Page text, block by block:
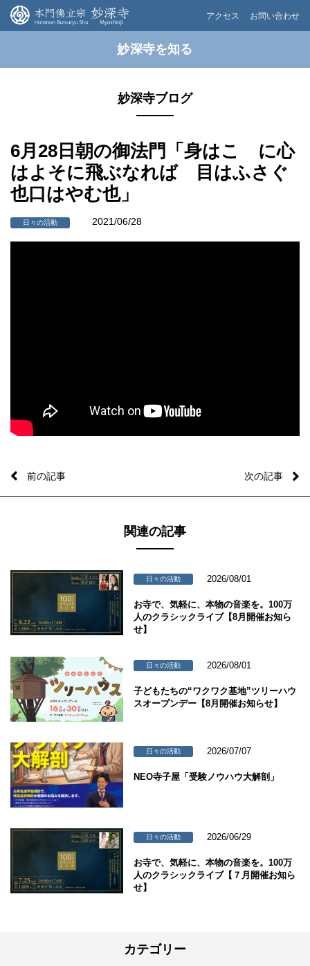
アクセス お問い合わせ
妙深寺を知る
妙深寺ブログ
6月28日朝の御法門「身はこゝに心
はよそに飛ぶなれば 目はふさぐ
也口はやむ也」
日々の活動 2021/06/28
前の記事 次の記事
関連の記事
日々の活動 2026/08/01
お寺で、気軽に、本物の音楽を。100万
人のクラシックライブ【8月開催お知ら
せ】
日々の活動 2026/08/01
子どもたちの“ワクワク基地”ツリーハウ
スオープンデー【8月開催お知らせ】
日々の活動 2026/07/07
NEO寺子屋「受験ノウハウ大解剖」
日々の活動 2026/06/29
お寺で、気軽に、本物の音楽を。100万
人のクラシックライブ【７月開催お知ら
せ】
カテゴリー